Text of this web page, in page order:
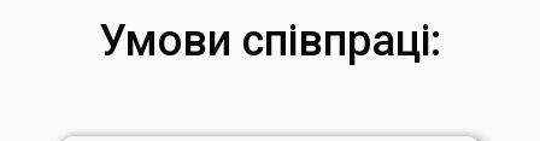
Умови співпраці: